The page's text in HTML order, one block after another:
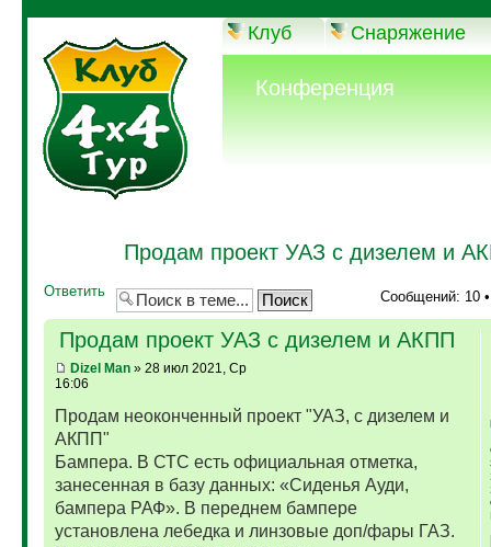
Клуб Снаряжение
Конференция
Продам проект УАЗ с дизелем и
Ответить Сообщений: 10
Продам проект УАЗ с дизелем и АКПП
Dizel Man» 28 июл 2021, Ср
16:06
Продам неоконченный проект "УАЗ, с дизелем и
АКПП"
Бампера. В СТС есть официальная отметка,
занесенная в базу данных: «Сиденья Ауди,
бампера РАФ». В переднем бампере
установлена лебедка и линзовые доп/фары ГАЗ.